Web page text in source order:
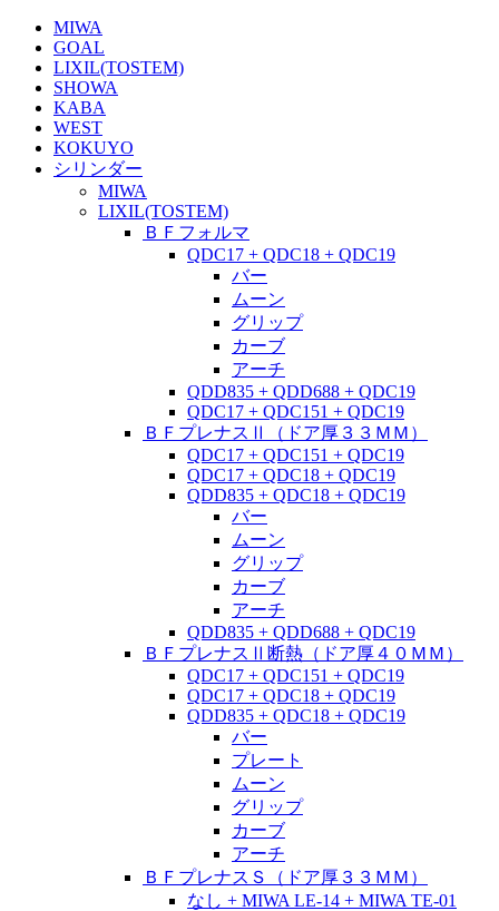
MIWA
GOAL
LIXIL(TOSTEM)
SHOWA
KABA
WEST
KOKUYO
シリンダー
MIWA
LIXIL(TOSTEM)
ＢＦフォルマ
QDC17 + QDC18 + QDC19
バー
ムーン
グリップ
カーブ
アーチ
QDD835 + QDD688 + QDC19
QDC17 + QDC151 + QDC19
ＢＦプレナスⅡ（ドア厚３３ＭＭ）
QDC17 + QDC151 + QDC19
QDC17 + QDC18 + QDC19
QDD835 + QDC18 + QDC19
バー
ムーン
グリップ
カーブ
アーチ
QDD835 + QDD688 + QDC19
ＢＦプレナスⅡ断熱（ドア厚４０ＭＭ）
QDC17 + QDC151 + QDC19
QDC17 + QDC18 + QDC19
QDD835 + QDC18 + QDC19
バー
プレート
ムーン
グリップ
カーブ
アーチ
ＢＦプレナスＳ（ドア厚３３ＭＭ）
なし + MIWA LE-14 + MIWA TE-01